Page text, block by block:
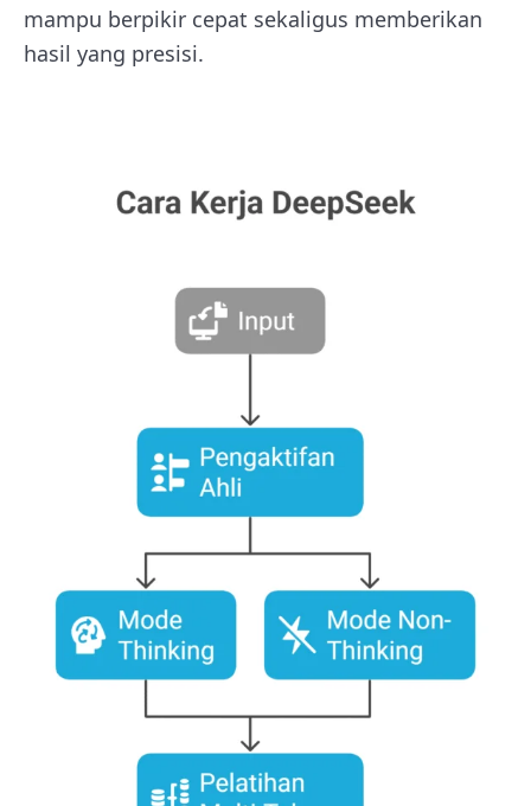
mampu berpikir cepat sekaligus memberikan
hasil yang presisi.